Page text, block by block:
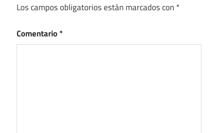
Los campos obligatorios están marcados con *
Comentario*